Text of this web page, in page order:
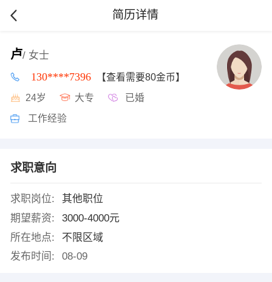
简历详情
卢/ 女士
130****7396 【查看需要80金币】
24岁 大专 已婚
工作经验
求职意向
求职岗位:
其他职位
期望薪资:
3000-4000元
所在地点:
不限区域
发布时间:
08-09